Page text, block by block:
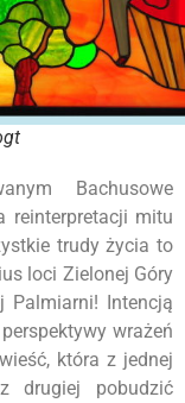
Bachusowe
reinterpretacji mitu
trudy życia to
loci Zielonej Góry
Palmiarni! Intencją
wrażeń
która z jednej
drugiej pobudzić